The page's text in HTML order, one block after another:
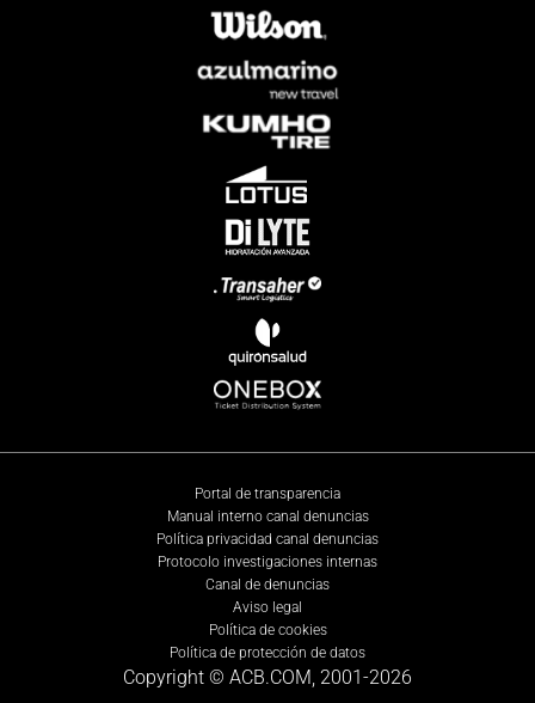
Portal de transparencia
Manual interno canal denuncias
Política privacidad canal denuncias
Protocolo investigaciones internas
Canal de denuncias
Aviso legal
Política de cookies
Política de protección de datos
Copyright © ACB.COM, 2001-2026